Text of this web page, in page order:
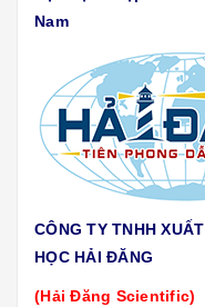
Nam
CÔNG TY TNHH
HỌC HẢI ĐĂNG
(Hải Đăng Scientific)